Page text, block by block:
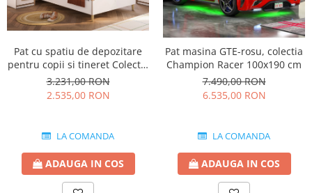
Pat cu spatiu de depozitare
pentru copii si tineret Colectia
Modera, 120x200 cm
3.231,00 RON
2.535,00 RON
LA COMANDA
ADAUGA IN COS
Pat masina GTE-rosu, colectia
Champion Racer 100x190 cm
7.490,00 RON
6.535,00 RON
LA COMANDA
ADAUGA IN COS